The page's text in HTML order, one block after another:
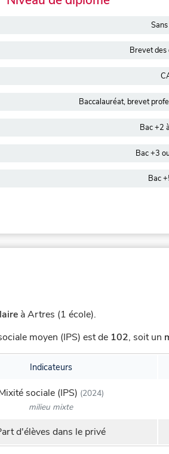
Brevet des
Baccalauréat, brevet
Bac +2
Bac +3
Bac
à Artres (1 école).
moyen (IPS) est de 102, soit un
Indicateurs
sociale (IPS) (2024)
milieu mixte
d'élèves dans le privé